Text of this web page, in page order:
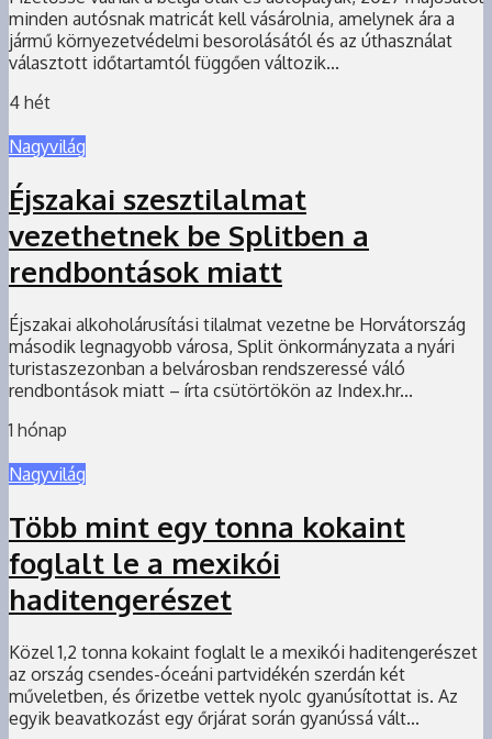
minden autósnak matricát kell vásárolnia, amelynek ára a
jármű környezetvédelmi besorolásától és az úthasználat
választott időtartamtól függően változik...
4 hét
Nagyvilág
Éjszakai szesztilalmat
vezethetnek be Splitben a
rendbontások miatt
Éjszakai alkoholárusítási tilalmat vezetne be Horvátország
második legnagyobb városa, Split önkormányzata a nyári
turistaszezonban a belvárosban rendszeressé váló
rendbontások miatt – írta csütörtökön az Index.hr...
1 hónap
Nagyvilág
Több mint egy tonna kokaint
foglalt le a mexikói
haditengerészet
Közel 1,2 tonna kokaint foglalt le a mexikói haditengerészet
az ország csendes-óceáni partvidékén szerdán két
műveletben, és őrizetbe vettek nyolc gyanúsítottat is. Az
egyik beavatkozást egy őrjárat során gyanússá vált...